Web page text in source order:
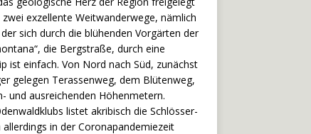
exzellente Weitwanderwege, nämlich
sich durch die blühenden Vorgärten der
die Bergstraße, durch eine
ist einfach. Von Nord nach Süd, zunächst
gelegen Terassenweg, dem Blütenweg,
und ausreichenden Höhenmetern.
listet akribisch die Schlösser-
in der Coronapandemiezeit